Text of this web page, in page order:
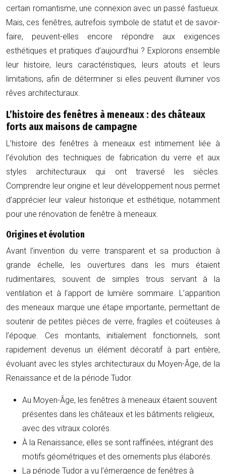
certain romantisme, une connexion avec un passé fastueux.
Mais, ces fenêtres, autrefois symbole de statut et de savoir-
faire, peuvent-elles encore répondre aux exigences
esthétiques et pratiques d’aujourd’hui ? Explorons ensemble
leur histoire, leurs caractéristiques, leurs atouts et leurs
limitations, afin de déterminer si elles peuvent illuminer vos
rêves architecturaux.
L’histoire des fenêtres à meneaux : des châteaux
forts aux maisons de campagne
L’histoire des fenêtres à meneaux est intimement liée à
l’évolution des techniques de fabrication du verre et aux
styles architecturaux qui ont traversé les siècles.
Comprendre leur origine et leur développement nous permet
d’apprécier leur valeur historique et esthétique, notamment
pour une rénovation de fenêtre à meneaux.
Origines et évolution
Avant l’invention du verre transparent et sa production à
grande échelle, les ouvertures dans les murs étaient
rudimentaires, souvent de simples trous servant à la
ventilation et à l’apport de lumière sommaire. L’apparition
des meneaux marque une étape importante, permettant de
soutenir de petites pièces de verre, fragiles et coûteuses à
l’époque. Ces montants, initialement fonctionnels, sont
rapidement devenus un élément décoratif à part entière,
évoluant avec les styles architecturaux du Moyen-Âge, de la
Renaissance et de la période Tudor.
Au Moyen-Âge, les fenêtres à meneaux étaient souvent
présentes dans les châteaux et les bâtiments religieux,
avec des vitraux colorés.
À la Renaissance, elles se sont raffinées, intégrant des
motifs géométriques et des ornements plus élaborés.
La période Tudor a vu l’émergence de fenêtres à